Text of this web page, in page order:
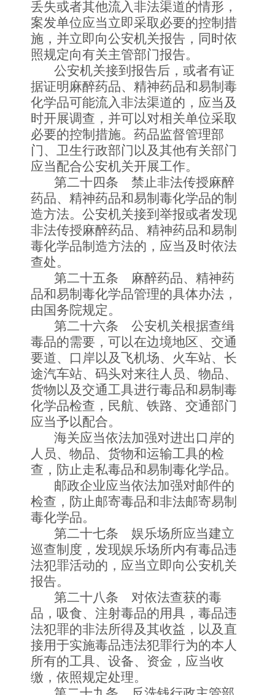
丢失或者其他流入非法渠道的情形，
案发单位应当立即采取必要的控制措
施，并立即向公安机关报告，同时依
照规定向有关主管部门报告。
公安机关接到报告后，或者有证
据证明麻醉药品、精神药品和易制毒
化学品可能流入非法渠道的，应当及
时开展调查，并可以对相关单位采取
必要的控制措施。药品监督管理部
门、卫生行政部门以及其他有关部门
应当配合公安机关开展工作。
第二十四条 禁止非法传授麻醉
药品、精神药品和易制毒化学品的制
造方法。公安机关接到举报或者发现
非法传授麻醉药品、精神药品和易制
毒化学品制造方法的，应当及时依法
查处。
第二十五条 麻醉药品、精神药
品和易制毒化学品管理的具体办法，
由国务院规定。
第二十六条 公安机关根据查缉
毒品的需要，可以在边境地区、交通
要道、口岸以及飞机场、火车站、长
途汽车站、码头对来往人员、物品、
货物以及交通工具进行毒品和易制毒
化学品检查，民航、铁路、交通部门
应当予以配合。
海关应当依法加强对进出口岸的
人员、物品、货物和运输工具的检
查，防止走私毒品和易制毒化学品。
邮政企业应当依法加强对邮件的
检查，防止邮寄毒品和非法邮寄易制
毒化学品。
第二十七条 娱乐场所应当建立
巡查制度，发现娱乐场所内有毒品违
法犯罪活动的，应当立即向公安机关
报告。
第二十八条 对依法查获的毒
品，吸食、注射毒品的用具，毒品违
法犯罪的非法所得及其收益，以及直
接用于实施毒品违法犯罪行为的本人
所有的工具、设备、资金，应当收
缴，依照规定处理。